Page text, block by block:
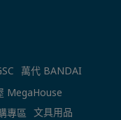
萬代 BANDAI
MegaHouse
專區 文具用品